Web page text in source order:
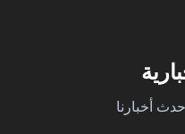
أخبارنا